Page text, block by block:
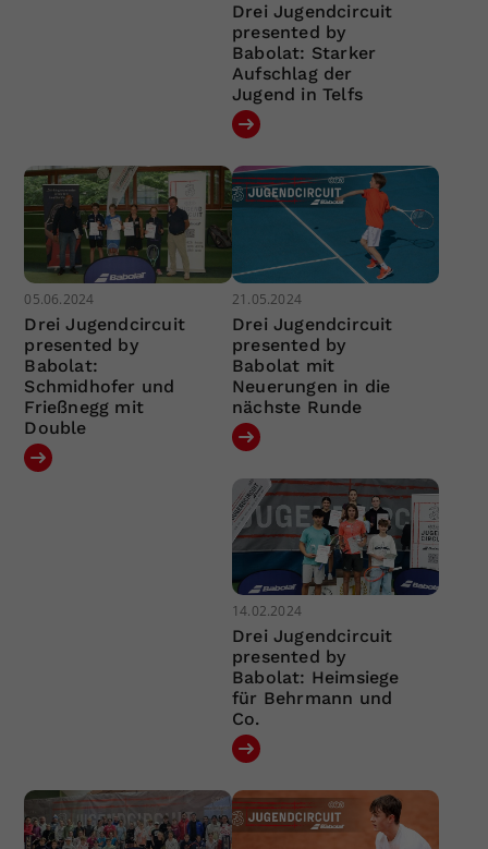
Drei Jugendcircuit
presented by
Babolat: Starker
Aufschlag der
Jugend in Telfs
05.06.2024
Drei Jugendcircuit
presented by
Babolat:
Schmidhofer und
Frießnegg mit
Double
21.05.2024
Drei Jugendcircuit
presented by
Babolat mit
Neuerungen in die
nächste Runde
14.02.2024
Drei Jugendcircuit
presented by
Babolat: Heimsiege
für Behrmann und
Co.